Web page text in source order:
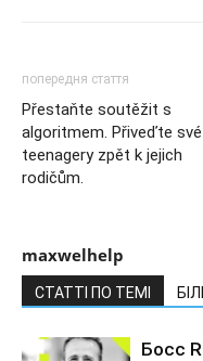
попередня стаття
Přestaňte soutěžit s
algoritmem. Přiveďte své
teenagery zpět k jejich
rodičům.
maxwelhelp
СТАТТІ ПО ТЕМІ
Босс